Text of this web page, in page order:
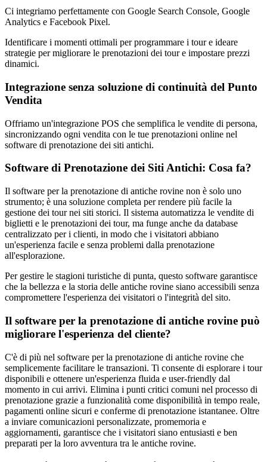
Ci integriamo perfettamente con Google Search Console, Google
Analytics e Facebook Pixel.
Identificare i momenti ottimali per programmare i tour e ideare
strategie per migliorare le prenotazioni dei tour e impostare prezzi
dinamici.
Integrazione senza soluzione di continuità del Punto
Vendita
Offriamo un'integrazione POS che semplifica le vendite di persona,
sincronizzando ogni vendita con le tue prenotazioni online nel
software di prenotazione dei siti antichi.
Software di Prenotazione dei Siti Antichi: Cosa fa?
Il software per la prenotazione di antiche rovine non è solo uno
strumento; è una soluzione completa per rendere più facile la
gestione dei tour nei siti storici. Il sistema automatizza le vendite di
biglietti e le prenotazioni dei tour, ma funge anche da database
centralizzato per i clienti, in modo che i visitatori abbiano
un'esperienza facile e senza problemi dalla prenotazione
all'esplorazione.
Per gestire le stagioni turistiche di punta, questo software garantisce
che la bellezza e la storia delle antiche rovine siano accessibili senza
compromettere l'esperienza dei visitatori o l'integrità del sito.
Il software per la prenotazione di antiche rovine può
migliorare l'esperienza del cliente?
C'è di più nel software per la prenotazione di antiche rovine che
semplicemente facilitare le transazioni. Ti consente di esplorare i tour
disponibili e ottenere un'esperienza fluida e user-friendly dal
momento in cui arrivi. Elimina i punti critici comuni nel processo di
prenotazione grazie a funzionalità come disponibilità in tempo reale,
pagamenti online sicuri e conferme di prenotazione istantanee. Oltre
a inviare comunicazioni personalizzate, promemoria e
aggiornamenti, garantisce che i visitatori siano entusiasti e ben
preparati per la loro avventura tra le antiche rovine.